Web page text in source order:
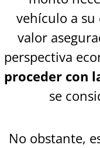
vehículo a su
valor
perspectiva
proceder con
se
No obstante,